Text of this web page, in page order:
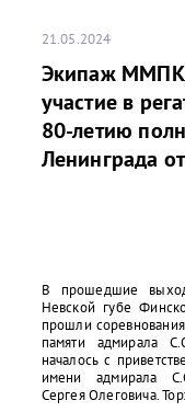
21.05.2024
Экипаж ММПК
участие в
80-летию
Ленинграда
В прошедшие
Невской губе
прошли
памяти адмирала
началось с
имени адмирала
Сергея Олеговича.